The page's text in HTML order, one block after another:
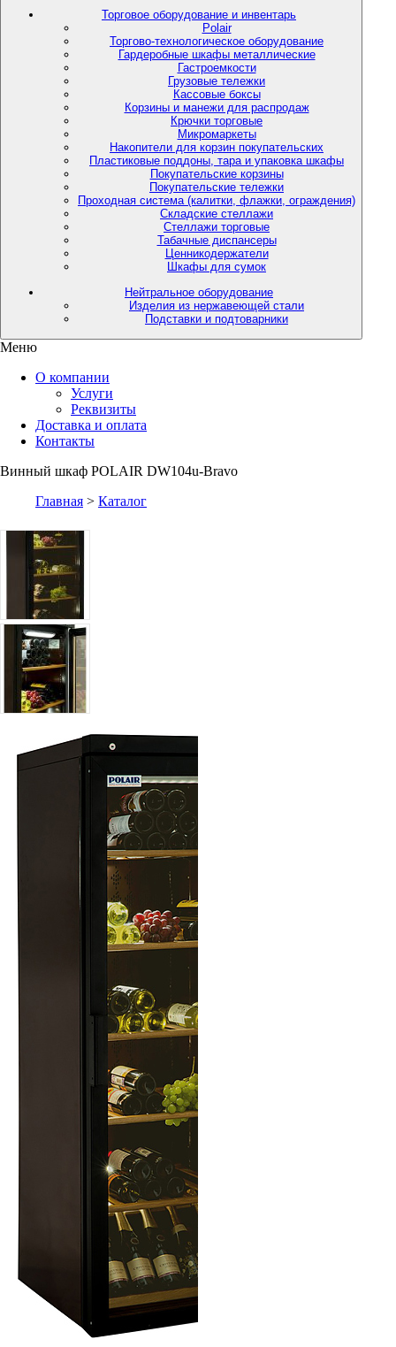
Торговое оборудование и инвентарь
Polair
Торгово-технологическое оборудование
Гардеробные шкафы металлические
Гастроемкости
Грузовые тележки
Кассовые боксы
Корзины и манежи для распродаж
Крючки торговые
Микромаркеты
Накопители для корзин покупательских
Пластиковые поддоны, тара и упаковка шкафы
Покупательские корзины
Покупательские тележки
Проходная система (калитки, флажки, ограждения)
Складские стеллажи
Стеллажи торговые
Табачные диспансеры
Ценникодержатели
Шкафы для сумок
Нейтральное оборудование
Изделия из нержавеющей стали
Подставки и подтоварники
Меню
О компании
Услуги
Реквизиты
Доставка и оплата
Контакты
Винный шкаф POLAIR DW104u-Bravo
Главная > Каталог